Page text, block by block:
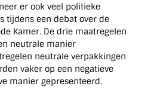
er ook veel politieke
tijdens een debat over de
Kamer. De drie maatregelen
neutrale manier
neutrale verpakkingen
vaker op een negatieve
manier gepresenteerd.